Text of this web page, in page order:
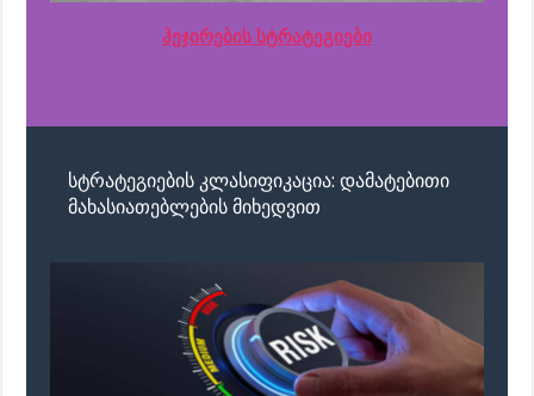
ჰეჯირების სტრატეგიები
სტრატეგიების კლასიფიკაცია: დამატებითი
მახასიათებლების მიხედვით